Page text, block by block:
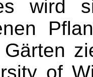
wird
of